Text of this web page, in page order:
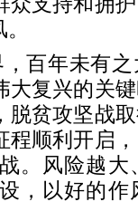
百年未有
大复兴的关
脱贫攻坚战
程顺利开启
。风险越
，以好的作